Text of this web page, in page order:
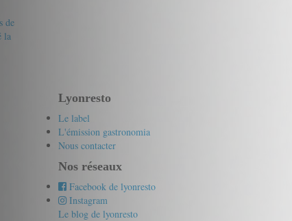
de
la
Lyonresto
Le label
L'émission gastronomia
Nous contacter
Nos réseaux
Facebook de lyonresto
Instagram
Le blog de lyonresto